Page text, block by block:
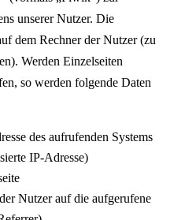
unserer Nutzer. Die
dem Rechner der Nutzer (zu
Werden Einzelseiten
so werden folgende Daten
des aufrufenden Systems
IP-Adresse)
Nutzer auf die aufgerufene